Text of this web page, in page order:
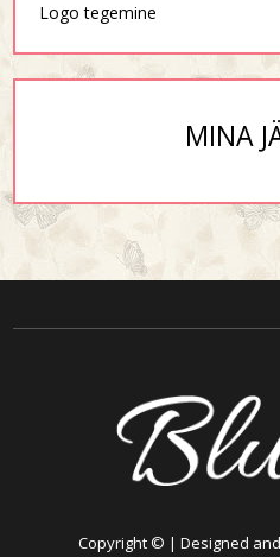
Logo tegemine
MINA
Copyright © | Designed